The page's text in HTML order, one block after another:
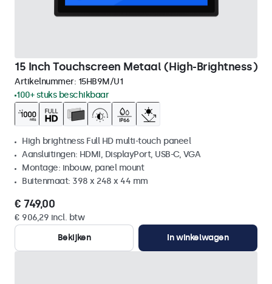
15 Inch Touchscreen Metaal (High-Brightness)
Artikelnummer: 15HB9M/U1
100+ stuks beschikbaar
High brightness Full HD multi-touch paneel
Aansluitingen: HDMI, DisplayPort, USB-C, VGA
Montage: inbouw, panel mount
Buitenmaat: 398 x 248 x 44 mm
€ 749,00
€ 906,29 incl. btw
Bekijken
In winkelwagen